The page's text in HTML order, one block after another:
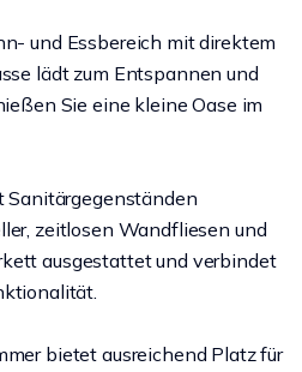
und Essbereich mit direktem
lädt zum Entspannen und
Sie eine kleine Oase im
Sanitärgegenständen
zeitlosen Wandfliesen und
ausgestattet und verbindet
bietet ausreichend Platz für